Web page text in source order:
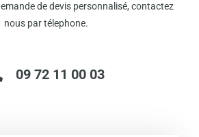
de devis personnalisé, contactez
nous par télephone.
09 72 11 00 03